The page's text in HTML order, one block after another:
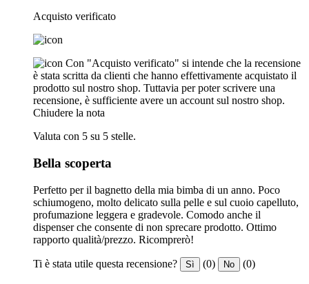
Acquisto verificato
Con "Acquisto verificato" si intende che la recensione
è stata scritta da clienti che hanno effettivamente acquistato il
prodotto sul nostro shop. Tuttavia per poter scrivere una
recensione, è sufficiente avere un account sul nostro shop.
Chiudere la nota
Valuta con 5 su 5 stelle.
Bella scoperta
Perfetto per il bagnetto della mia bimba di un anno. Poco
schiumogeno, molto delicato sulla pelle e sul cuoio capelluto,
profumazione leggera e gradevole. Comodo anche il
dispenser che consente di non sprecare prodotto. Ottimo
rapporto qualità/prezzo. Ricomprerò!
Ti è stata utile questa recensione? Sì (0) No (0)